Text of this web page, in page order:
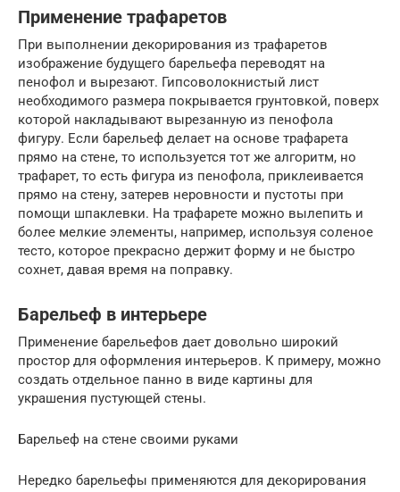
Применение трафаретов
При выполнении декорирования из трафаретов
изображение будущего барельефа переводят на
пенофол и вырезают. Гипсоволокнистый лист
необходимого размера покрывается грунтовкой, поверх
которой накладывают вырезанную из пенофола
фигуру. Если барельеф делает на основе трафарета
прямо на стене, то используется тот же алгоритм, но
трафарет, то есть фигура из пенофола, приклеивается
прямо на стену, затерев неровности и пустоты при
помощи шпаклевки. На трафарете можно вылепить и
более мелкие элементы, например, используя соленое
тесто, которое прекрасно держит форму и не быстро
сохнет, давая время на поправку.
Барельеф в интерьере
Применение барельефов дает довольно широкий
простор для оформления интерьеров. К примеру, можно
создать отдельное панно в виде картины для
украшения пустующей стены.
Барельеф на стене своими руками
Нередко барельефы применяются для декорирования